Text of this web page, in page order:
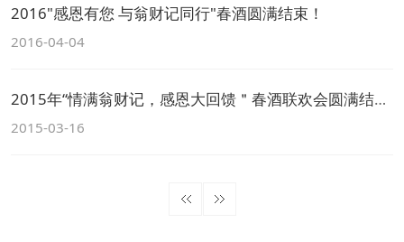
2016"感恩有您 与翁财记同行"春酒圆满结束！
2016-04-04
2015年“情满翁财记，感恩大回馈＂春酒联欢会圆满结束！
2015-03-16